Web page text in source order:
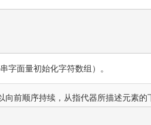
字面量初始化字符数组）。
前顺序持续，从指代器所描述元素的